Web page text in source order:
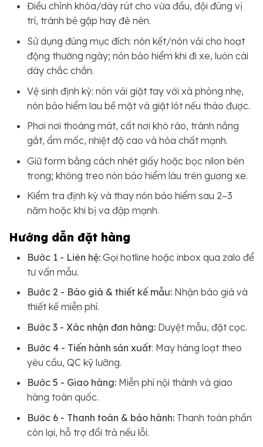
Điều chỉnh khóa/dây rút cho vừa đầu, đội đúng vị
trí, tránh bẻ gập hay đè nén.
Sử dụng đúng mục đích: nón kết/nón vải cho hoạt
động thường ngày; nón bảo hiểm khi đi xe, luôn cài
dây chắc chắn.
Vệ sinh định kỳ: nón vải giặt tay với xà phòng nhẹ,
nón bảo hiểm lau bề mặt và giặt lót nếu tháo được.
Phơi nơi thoáng mát, cất nơi khô ráo, tránh nắng
gắt, ẩm mốc, nhiệt độ cao và hóa chất mạnh.
Giữ form bằng cách nhét giấy hoặc bọc nilon bên
trong; không treo nón bảo hiểm lâu trên gương xe.
Kiểm tra định kỳ và thay nón bảo hiểm sau 2–3
năm hoặc khi bị va đập mạnh.
Hướng dẫn đặt hàng
Bước 1 - Liên hệ:Gọi hotline hoặc inbox qua zalo để
tư vấn mẫu.
Bước 2 - Báo giá & thiết kế mẫu:Nhận báo giá và
thiết kế miễn phí.
Bước 3 - Xác nhận đơn hàng:Duyệt mẫu, đặt cọc.
Bước 4 - Tiến hành sản xuất: May hàng loạt theo
yêu cầu, QC kỹ lưỡng.
Bước 5 - Giao hàng:Miễn phí nội thành và giao
hàng toàn quốc.
Bước 6 - Thanh toán & bảo hành:Thanh toán phần
còn lại, hỗ trợ đổi trả nếu lỗi.